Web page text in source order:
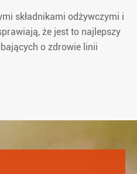
składnikami odżywczymi i
że jest to najlepszy
o zdrowie linii